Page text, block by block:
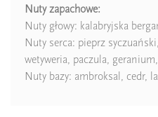
Nuty zapachowe:
Nuty głowy: kalabryjska
Nuty serca: pieprz
wetyweria, paczula,
Nuty bazy: ambroksal, cedr,